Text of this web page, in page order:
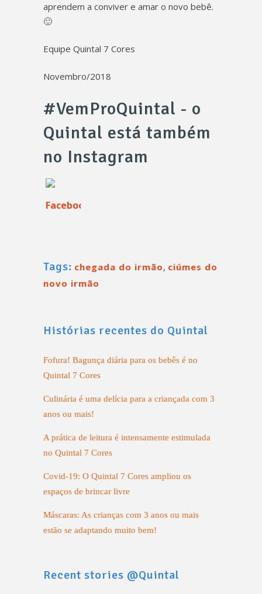
aprendem a conviver e amar o novo bebê.
🙂
Equipe Quintal 7 Cores
Novembro/2018
#VemProQuintal - o
Quintal está também
no Instagram
Tags: chegada do irmão, ciúmes do
novo irmão
Histórias recentes do Quintal
Fofura! Bagunça diária para os bebês é no
Quintal 7 Cores
Culinária é uma delícia para a criançada com 3
anos ou mais!
A prática de leitura é intensamente estimulada
no Quintal 7 Cores
Covid-19: O Quintal 7 Cores ampliou os
espaços de brincar livre
Máscaras: As crianças com 3 anos ou mais
estão se adaptando muito bem!
Recent stories @Quintal